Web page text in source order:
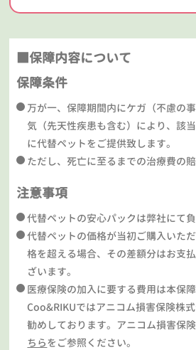
■保障内容について
保障条件
万が一、保障期間内にケガ（不慮の
気（先天性疾患も含む）により、該
に代替ペットをご提供致します。
ただし、死亡に至るまでの治療費の
注意事項
代替ペットの安心パックは弊社にて負
代替ペットの価格が当初ご購入いた
格を超える場合、その差額分はお支
ざいます。
医療保険の加入に要する費用は本保
Coo&RIKUではアニコム損害保険株
勧めしております。アニコム損害保
ちらをご参照ください。